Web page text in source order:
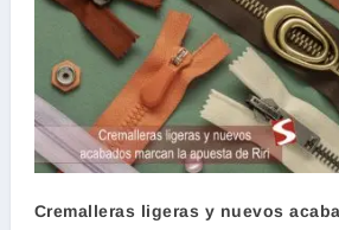
Cremalleras ligeras y nuevos